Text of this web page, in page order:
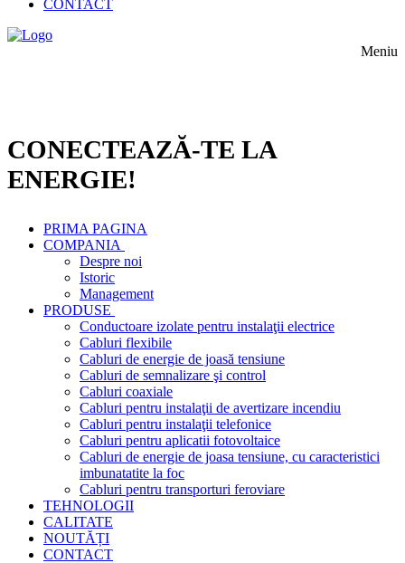
CONTACT
Meniu
CONECTEAZĂ-TE LA
ENERGIE!
PRIMA PAGINA
COMPANIA
Despre noi
Istoric
Management
PRODUSE
Conductoare izolate pentru instalaţii electrice
Cabluri flexibile
Cabluri de energie de joasă tensiune
Cabluri de semnalizare şi control
Cabluri coaxiale
Cabluri pentru instalaţii de avertizare incendiu
Cabluri pentru instalaţii telefonice
Cabluri pentru aplicatii fotovoltaice
Cabluri de energie de joasa tensiune, cu caracteristici
imbunatatite la foc
Cabluri pentru transporturi feroviare
TEHNOLOGII
CALITATE
NOUTĂȚI
CONTACT